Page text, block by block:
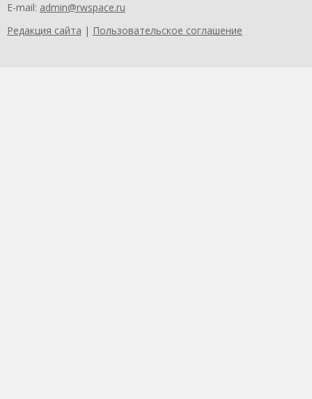
E-mail: admin@rwspace.ru
Редакция сайта | Пользовательское соглашение